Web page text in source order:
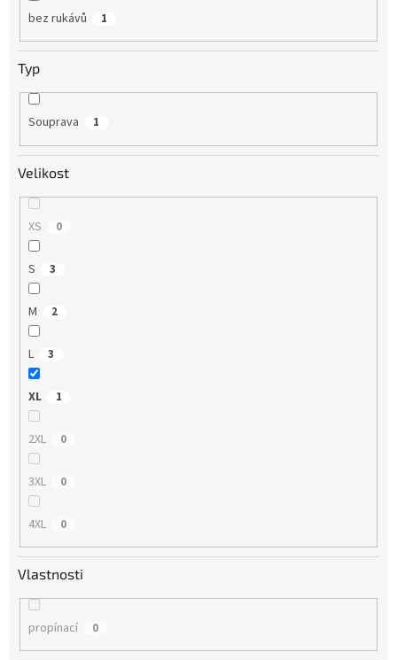
bez rukávů 1
Typ
Souprava 1
Velikost
XS 0
S 3
M 2
L 3
XL 1
2XL 0
3XL 0
4XL 0
Vlastnosti
propínací 0